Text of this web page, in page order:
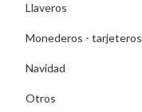
Llaveros
Monederos - tarjeteros
Navidad
Otros